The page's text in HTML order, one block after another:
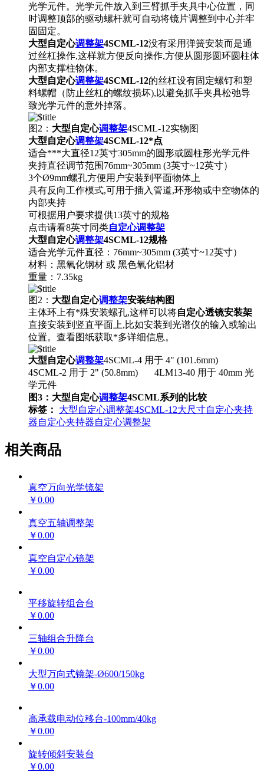
光学元件。光学元件放入到三臂抓手夹具中心位置，同
时调整顶部的驱动螺杆就可自动将镜片调整到中心并牢
固固定。
大型自定心调整架4SCML-12没有采用弹簧安装而是通
过丝杠操作,这样就方便反向操作,方便从圆形圆环圆柱体
内部支撑柱物体。
大型自定心调整架4SCML-12的丝杠设有固定螺钉和塑
料螺帽（防止丝杠的螺纹损坏),以避免抓手夹具松弛导
致光学元件的意外掉落。
图2： 大型自定心调整架4SCML-12实物图
大型自定心调整架4SCML-12*点
适合***大直径12英寸305mm的圆形或圆柱形光学元件
夹持直径调节范围76mm~305mm (3英寸~12英寸）
3个Ø9mm螺孔方便用户安装到平面物体上
具有反向工作模式,可用于插入管道,环形物或中空物体的
内部夹持
可根据用户要求提供13英寸的规格
点击请看8英寸同类自定心调整架
大型自定心调整架4SCML-12规格
适合光学元件直径：76mm~305mm (3英寸~12英寸）
材料：黑氧化钢材 或 黑色氧化铝材
重量：7.35kg
图2： 大型自定心调整架安装结构图
主体环上有*殊安装螺孔,这样可以将自定心透镜安装架
直接安装到竖直平面上,比如安装到光谱仪的输入或输出
位置。查看图纸获取*多详细信息。
大型自定心调整架4SCML-4 用于 4" (101.6mm)
4SCML-2 用于 2" (50.8mm) 4LM13-40 用于 40mm 光
学元件
图3： 大型自定心调整架4SCML系列的比较
标签：
大型自定心调整架4SCML-12大尺寸自定心夹持
器自定心夹持器自定心调整架
相关商品
真空万向光学镜架
￥0.00
真空五轴调整架
￥0.00
真空自定心镜架
￥0.00
平移旋转组合台
￥0.00
三轴组合升降台
￥0.00
大型万向式镜架-Ø600/150kg
￥0.00
高承载电动位移台-100mm/40kg
￥0.00
旋转倾斜安装台
￥0.00